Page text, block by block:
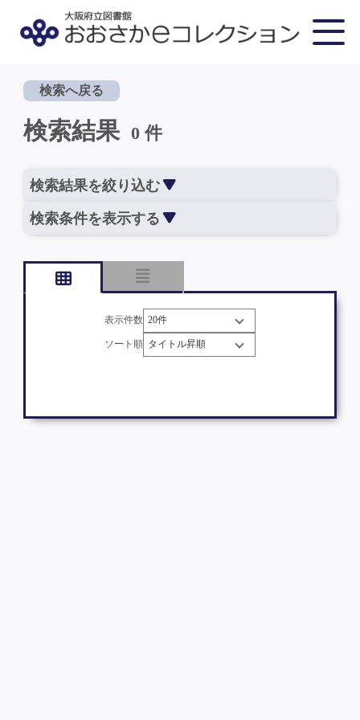
検索へ戻る
検索結果 0 件
検索結果を絞り込む
検索条件を表示する
表示件数
ソート順